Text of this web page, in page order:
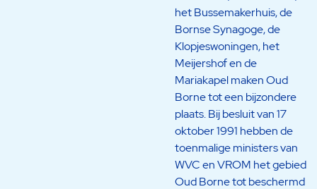
het Bussemakerhuis, de
Bornse Synagoge, de
Klopjeswoningen, het
Meijershof en de
Mariakapel maken Oud
Borne tot een bijzondere
plaats. Bij besluit van 17
oktober 1991 hebben de
toenmalige ministers van
WVC en VROM het gebied
Oud Borne tot beschermd